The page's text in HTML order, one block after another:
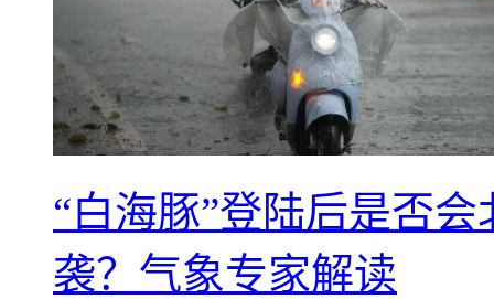
“白海豚”登陆后是否
袭？气象专家解读